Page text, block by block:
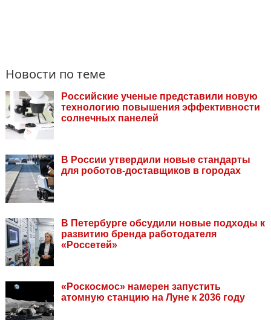
Новости по теме
Российские ученые представили новую
технологию повышения эффективности
солнечных панелей
В России утвердили новые стандарты
для роботов-доставщиков в городах
В Петербурге обсудили новые подходы к
развитию бренда работодателя
«Россетей»
«Роскосмос» намерен запустить
атомную станцию на Луне к 2036 году